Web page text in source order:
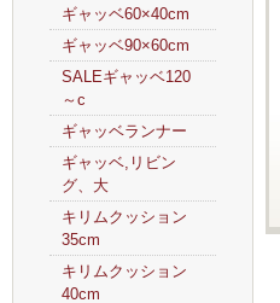
ギャッベ60×40cm
ギャッベ90×60cm
SALEギャッベ120
～c
ギャッベランナー
ギャッベ,リビン
グ、大
キリムクッション
35cm
キリムクッション
40cm